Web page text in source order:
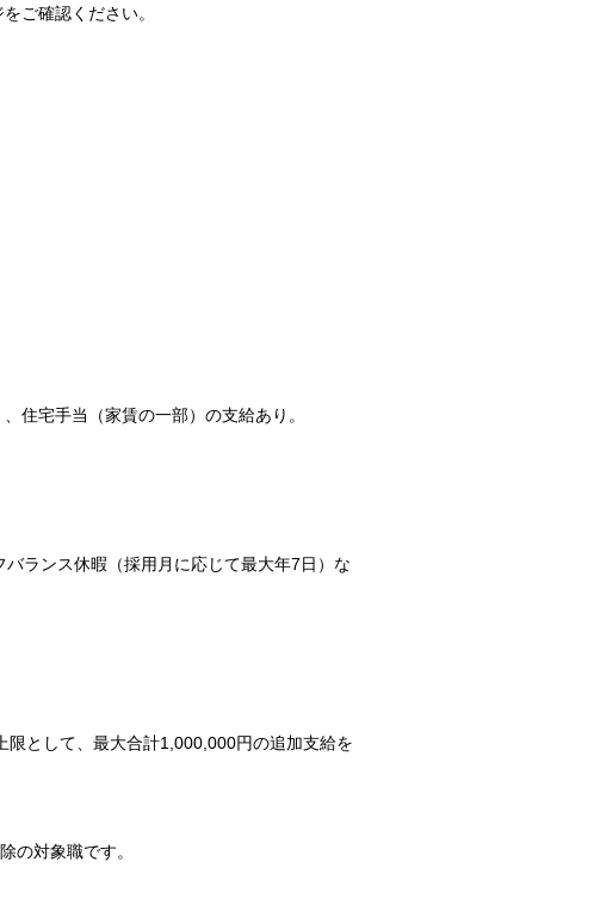
ご確認ください。
住宅手当（家賃の一部）の支給あり。
ランス休暇（採用月に応じて最大年7日）な
として、最大合計1,000,000円の追加支給を
の対象職です。